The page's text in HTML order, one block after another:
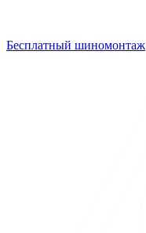
Бесплатный шиномонтаж